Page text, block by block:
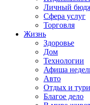
Личный
Сфера услуг
Торговля
Жизнь
Здоровье
Дом
Технологии
Афиша
Авто
Отдых и
Благое дело